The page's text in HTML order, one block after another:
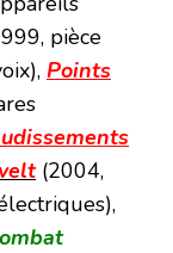
pièce
Points
(2004,